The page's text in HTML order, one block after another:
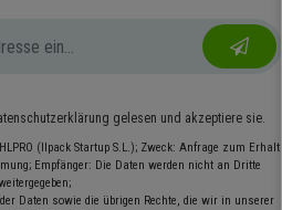
gelesen und akzeptiere sie.
(Ilpack Startup S.L.); Zweck: Anfrage zum Erhalt
Empfänger: Die Daten werden nicht an Dritte
Daten sowie die übrigen Rechte, die wir in unserer